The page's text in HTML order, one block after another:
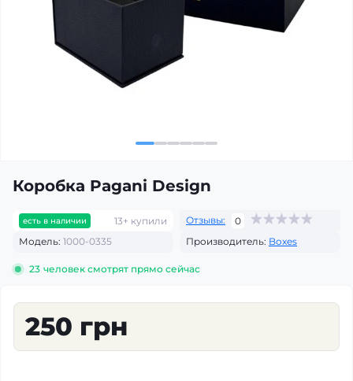
Коробка Pagani Design
есть в наличии 13+ купили Отзывы:
0
Модель: 1000-0335 Производитель: Boxes
23 человек смотрят прямо сейчас
250 грн